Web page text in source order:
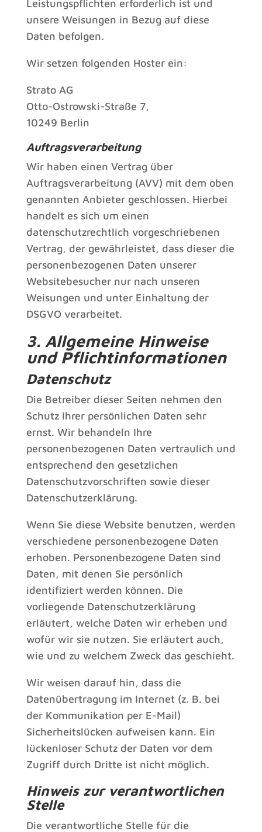
Leistungspflichten erforderlich ist und
unsere Weisungen in Bezug auf diese
Daten befolgen.
Wir setzen folgenden Hoster ein:
Strato AG
Otto-Ostrowski-Straße 7,
10249 Berlin
Auftragsverarbeitung
Wir haben einen Vertrag über
Auftragsverarbeitung (AVV) mit dem oben
genannten Anbieter geschlossen. Hierbei
handelt es sich um einen
datenschutzrechtlich vorgeschriebenen
Vertrag, der gewährleistet, dass dieser die
personenbezogenen Daten unserer
Websitebesucher nur nach unseren
Weisungen und unter Einhaltung der
DSGVO verarbeitet.
3. Allgemeine Hinweise
und Pflicht­informationen
Datenschutz
Die Betreiber dieser Seiten nehmen den
Schutz Ihrer persönlichen Daten sehr
ernst. Wir behandeln Ihre
personenbezogenen Daten vertraulich und
entsprechend den gesetzlichen
Datenschutzvorschriften sowie dieser
Datenschutzerklärung.
Wenn Sie diese Website benutzen, werden
verschiedene personenbezogene Daten
erhoben. Personenbezogene Daten sind
Daten, mit denen Sie persönlich
identifiziert werden können. Die
vorliegende Datenschutzerklärung
erläutert, welche Daten wir erheben und
wofür wir sie nutzen. Sie erläutert auch,
wie und zu welchem Zweck das geschieht.
Wir weisen darauf hin, dass die
Datenübertragung im Internet (z. B. bei
der Kommunikation per E-Mail)
Sicherheitslücken aufweisen kann. Ein
lückenloser Schutz der Daten vor dem
Zugriff durch Dritte ist nicht möglich.
Hinweis zur verantwortlichen
Stelle
Die verantwortliche Stelle für die